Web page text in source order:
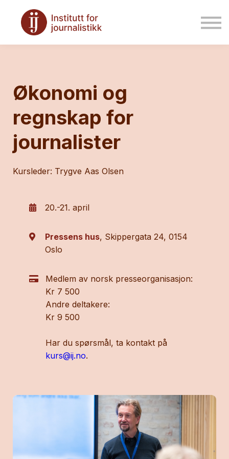
Kontakt oss
Økonomi og
regnskap for
journalister
Kursleder: Trygve Aas Olsen
20.-21. april
Pressens hus, Skippergata 24, 0154
Oslo
Medlem av norsk presseorganisasjon:
Kr 7 500
Andre deltakere:
Kr 9 500
Har du spørsmål, ta kontakt på
kurs@ij.no.